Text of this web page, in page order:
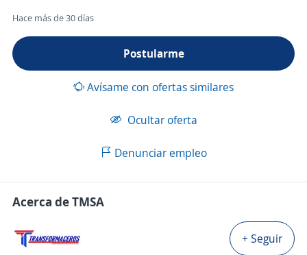
Hace más de 30 días
Postularme
Avísame con ofertas similares
Ocultar oferta
Denunciar empleo
Acerca de TMSA
+ Seguir